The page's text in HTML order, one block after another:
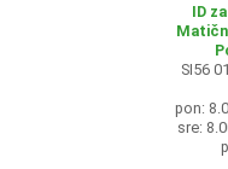
ID
SI56
pon:
sre: